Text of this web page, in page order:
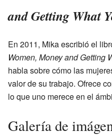
and Getting What
En 2011, Mika escribió el
Women, Money and Getting
habla sobre cómo las
valor de su trabajo. Ofrece
lo que uno merece en el
Galería de